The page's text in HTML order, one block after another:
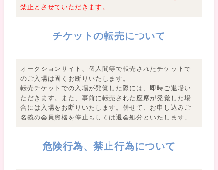
禁止とさせていただきます。
チケットの転売について
オークションサイト、個人間等で転売されたチケットで
のご入場は固くお断りいたします。
転売チケットでの入場が発覚した際には、即時ご退場い
ただきます。また、事前に転売された座席が発覚した場
合には入場をお断りいたします。併せて、お申し込みご
名義の会員資格を停止もしくは退会処分といたします。
危険行為、禁止行為について